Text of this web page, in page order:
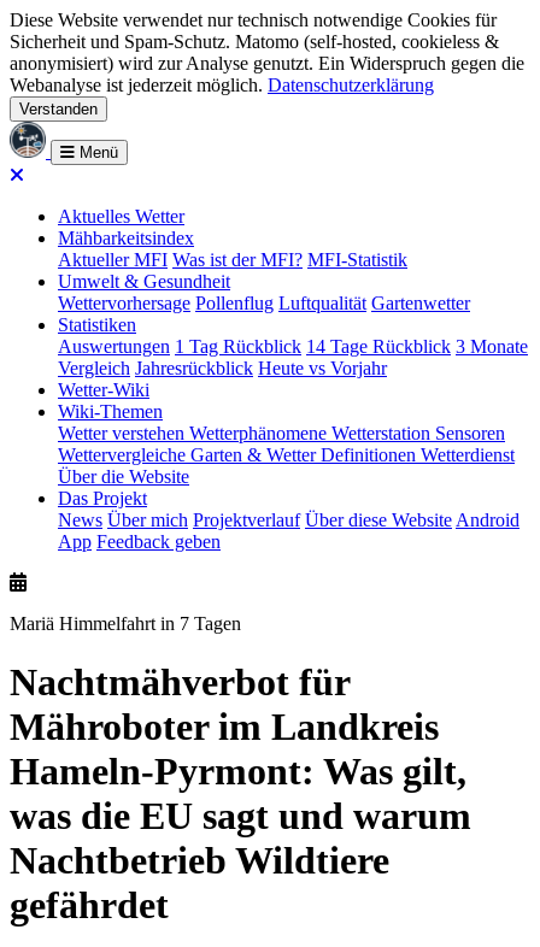
Diese Website verwendet nur technisch notwendige Cookies für
Sicherheit und Spam-Schutz. Matomo (self-hosted, cookieless &
anonymisiert) wird zur Analyse genutzt. Ein Widerspruch gegen die
Webanalyse ist jederzeit möglich. Datenschutzerklärung
Verstanden
Menü
Aktuelles Wetter
Mähbarkeitsindex
Aktueller MFI Was ist der MFI? MFI-Statistik
Umwelt & Gesundheit
Wettervorhersage Pollenflug Luftqualität Gartenwetter
Statistiken
Auswertungen 1 Tag Rückblick 14 Tage Rückblick 3 Monate
Vergleich Jahresrückblick Heute vs Vorjahr
Wetter-Wiki
Wiki-Themen
Wetter verstehen Wetterphänomene Wetterstation Sensoren
Wettervergleiche Garten & Wetter Definitionen Wetterdienst
Über die Website
Das Projekt
News Über mich Projektverlauf Über diese Website Android
App Feedback geben
Mariä Himmelfahrt in 7 Tagen
Nachtmähverbot für
Mähroboter im Landkreis
Hameln-Pyrmont: Was gilt,
was die EU sagt und warum
Nachtbetrieb Wildtiere
gefährdet